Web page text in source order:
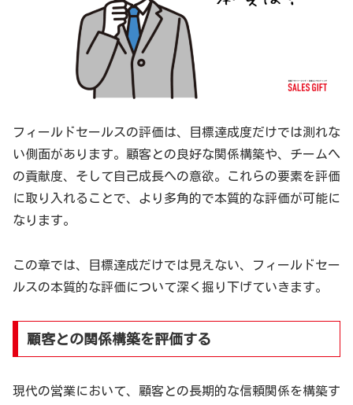
フィールドセールスの評価は、目標達成度だけでは測れな
い側面があります。顧客との良好な関係構築や、チームへ
の貢献度、そして自己成長への意欲。これらの要素を評価
に取り入れることで、より多角的で本質的な評価が可能に
なります。
この章では、目標達成だけでは見えない、フィールドセー
ルスの本質的な評価について深く掘り下げていきます。
顧客との関係構築を評価する
現代の営業において、顧客との長期的な信頼関係を構築す